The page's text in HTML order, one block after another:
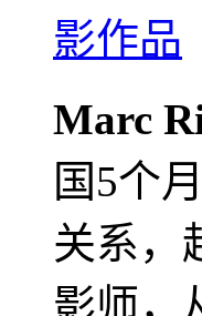
Marc
国5个
关系，
影师，